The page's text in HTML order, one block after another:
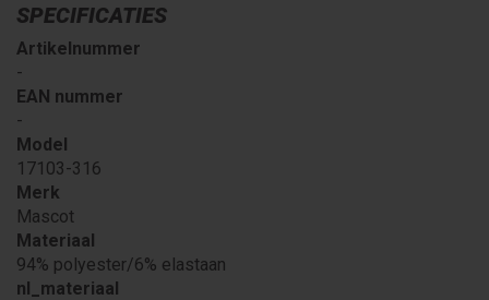
SPECIFICATIES
Artikelnummer
-
EAN nummer
-
Model
17103-316
Merk
Mascot
Materiaal
94% polyester/6% elastaan
nl_materiaal